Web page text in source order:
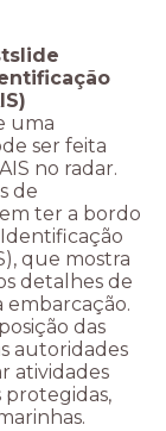
uma
ser feita
no radar.
de
ter a bordo
que mostra
detalhes de
embarcação.
das
autoridades
atividades
protegidas,